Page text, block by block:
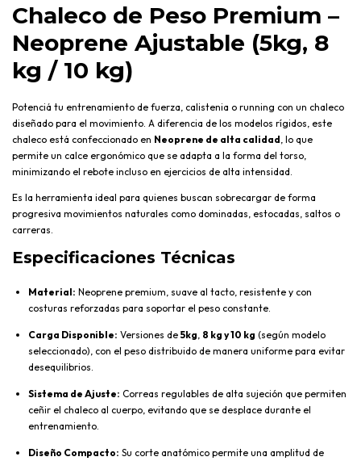
Chaleco de Peso Premium –
Neoprene Ajustable (5kg, 8
kg / 10 kg)
Potenciá tu entrenamiento de fuerza, calistenia o running con un chaleco
diseñado para el movimiento. A diferencia de los modelos rígidos, este
chaleco está confeccionado en Neoprene de alta calidad , lo que
permite un calce ergonómico que se adapta a la forma del torso,
minimizando el rebote incluso en ejercicios de alta intensidad.
Es la herramienta ideal para quienes buscan sobrecargar de forma
progresiva movimientos naturales como dominadas, estocadas, saltos o
carreras.
Especificaciones Técnicas
Material: Neoprene premium, suave al tacto, resistente y con
costuras reforzadas para soportar el peso constante.
Carga Disponible: Versiones de5kg 8 kg y 10 kg (según modelo
seleccionado), con el peso distribuido de manera uniforme para evitar
desequilibrios.
Sistema de Ajuste: Correas regulables de alta sujeción que permiten
ceñir el chaleco al cuerpo, evitando que se desplace durante el
entrenamiento.
Diseño Compacto: Su corte anatómico permite una amplitud de